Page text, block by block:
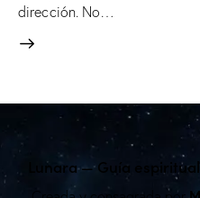
dirección. No…
Lunara — Guía